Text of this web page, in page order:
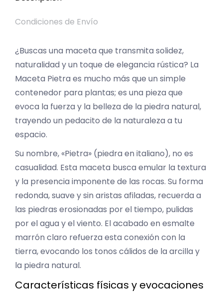
Condiciones de Envío
¿Buscas una maceta que transmita solidez,
naturalidad y un toque de elegancia rústica? La
Maceta Pietra es mucho más que un simple
contenedor para plantas; es una pieza que
evoca la fuerza y la belleza de la piedra natural,
trayendo un pedacito de la naturaleza a tu
espacio.
Su nombre, «Pietra» (piedra en italiano), no es
casualidad. Esta maceta busca emular la textura
y la presencia imponente de las rocas. Su forma
redonda, suave y sin aristas afiladas, recuerda a
las piedras erosionadas por el tiempo, pulidas
por el agua y el viento. El acabado en esmalte
marrón claro refuerza esta conexión con la
tierra, evocando los tonos cálidos de la arcilla y
la piedra natural.
Características físicas y evocaciones